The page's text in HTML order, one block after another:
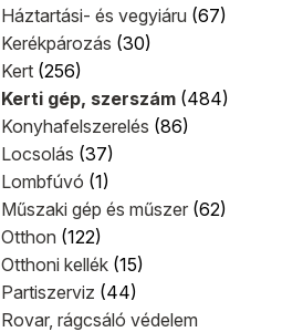
Háztartási- és vegyiáru (67)
Kerékpározás (30)
Kert (256)
Kerti gép, szerszám (484)
Konyhafelszerelés (86)
Locsolás (37)
Lombfúvó (1)
Műszaki gép és műszer (62)
Otthon (122)
Otthoni kellék (15)
Partiszerviz (44)
Rovar, rágcsáló védelem